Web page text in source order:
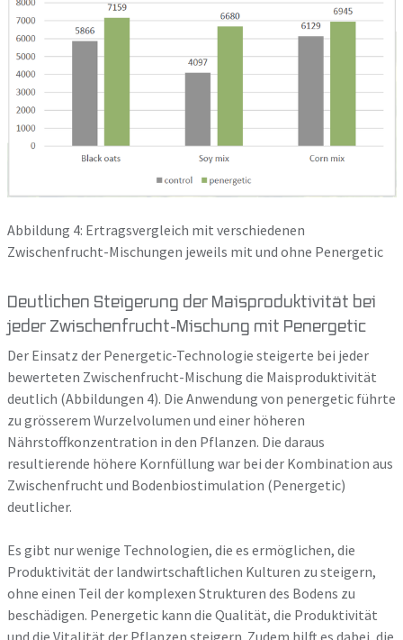
Abbildung 4: Ertragsvergleich mit verschiedenen
Zwischenfrucht-Mischungen jeweils mit und ohne Penergetic
Deutlichen Steigerung der Maisproduktivität bei
jeder Zwischenfrucht-Mischung mit Penergetic
Der Einsatz der Penergetic-Technologie steigerte bei jeder
bewerteten Zwischenfrucht-Mischung die Maisproduktivität
deutlich (Abbildungen 4). Die Anwendung von penergetic führte
zu grösserem Wurzelvolumen und einer höheren
Nährstoffkonzentration in den Pflanzen. Die daraus
resultierende höhere Kornfüllung war bei der Kombination aus
Zwischenfrucht und Bodenbiostimulation (Penergetic)
deutlicher.
Es gibt nur wenige Technologien, die es ermöglichen, die
Produktivität der landwirtschaftlichen Kulturen zu steigern,
ohne einen Teil der komplexen Strukturen des Bodens zu
beschädigen. Penergetic kann die Qualität, die Produktivität
und die Vitalität der Pflanzen steigern. Zudem hilft es dabei, die